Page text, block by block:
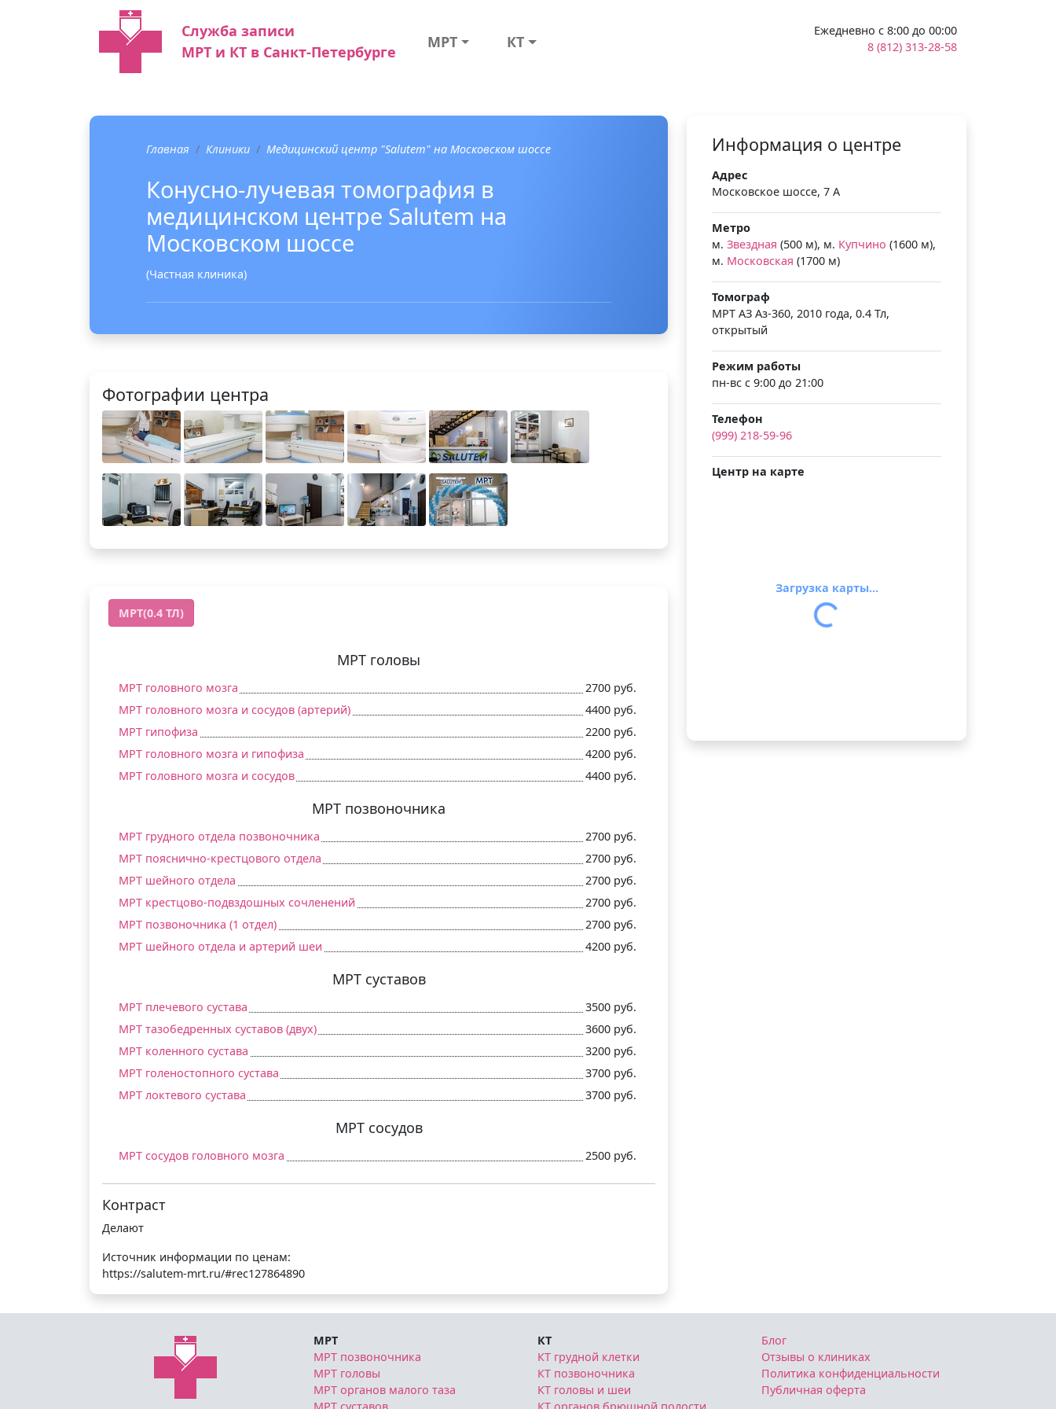
Служба записи
МРТ и КТ в Санкт-Петербурге
МРТ КТ
Ежедневно с 8:00 до 00:00
8 (812) 313-28-58
Главная Клиники Медицинский центр "Salutem" на Московском шоссе
Конусно-лучевая томография в
медицинском центре Salutem на
Московском шоссе
(Частная клиника)
Фотографии центра
МРТ(0.4 ТЛ)
МРТ головы
МРТ головного мозга
2700 руб.
МРТ головного мозга и сосудов (артерий)
4400 руб.
МРТ гипофиза
2200 руб.
МРТ головного мозга и гипофиза
4200 руб.
МРТ головного мозга и сосудов
4400 руб.
МРТ позвоночника
МРТ грудного отдела позвоночника
2700 руб.
МРТ пояснично-крестцового отдела
2700 руб.
МРТ шейного отдела
2700 руб.
МРТ крестцово-подвздошных сочленений
2700 руб.
МРТ позвоночника (1 отдел)
2700 руб.
МРТ шейного отдела и артерий шеи
4200 руб.
МРТ суставов
МРТ плечевого сустава
3500 руб.
МРТ тазобедренных суставов (двух)
3600 руб.
МРТ коленного сустава
3200 руб.
МРТ голеностопного сустава
3700 руб.
МРТ локтевого сустава
3700 руб.
МРТ сосудов
МРТ сосудов головного мозга 2500 руб.
Контраст
Делают
Источник информации по ценам:
https://salutem-mrt.ru/#rec127864890
Информация о центре
Адрес
Московское шоссе, 7 А
Метро
м. Звездная (500 м), м. Купчино (1600 м),
м. Московская (1700 м)
Томограф
МРТ АЗ Аз-360, 2010 года, 0.4 Тл,
открытый
Режим работы
пн-вс с 9:00 до 21:00
Телефон
(999) 218-59-96
Центр на карте
Загрузка карты...
МРТ
МРТ позвоночника
МРТ головы
МРТ органов малого таза
МРТ суставов
КТ
КТ грудной клетки
КТ позвоночника
КТ головы и шеи
КТ органов брюшной полости
Блог
Отзывы о клиниках
Политика конфиденциальности
Публичная оферта